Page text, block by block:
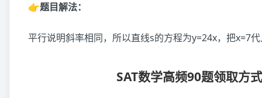
👉题目解法：
平行说明斜率相同，所以直线s的方程为y=24x，把x=7
SAT数学高频90题领取方式